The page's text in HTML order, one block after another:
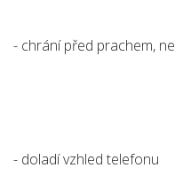
- chrání před prachem,
- doladí vzhled telefonu